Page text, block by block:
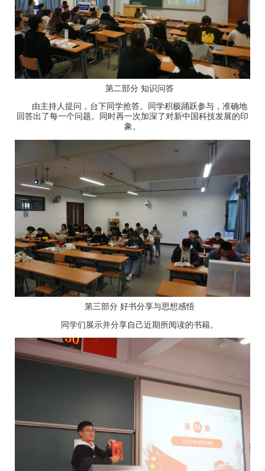
第二部分 知识问答
由主持人提问，台下同学抢答。同学积极踊跃参与，准确地
回答出了每一个问题。同时再一次加深了对新中国科技发展的印
象。
第三部分 好书分享与思想感悟
同学们展示并分享自己近期所阅读的书籍。